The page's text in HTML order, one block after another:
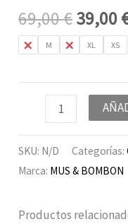
69,00€39,00
L M S XL XS
SKU: N/D Categorías:
Marca: MUS & BOMBON
Productos